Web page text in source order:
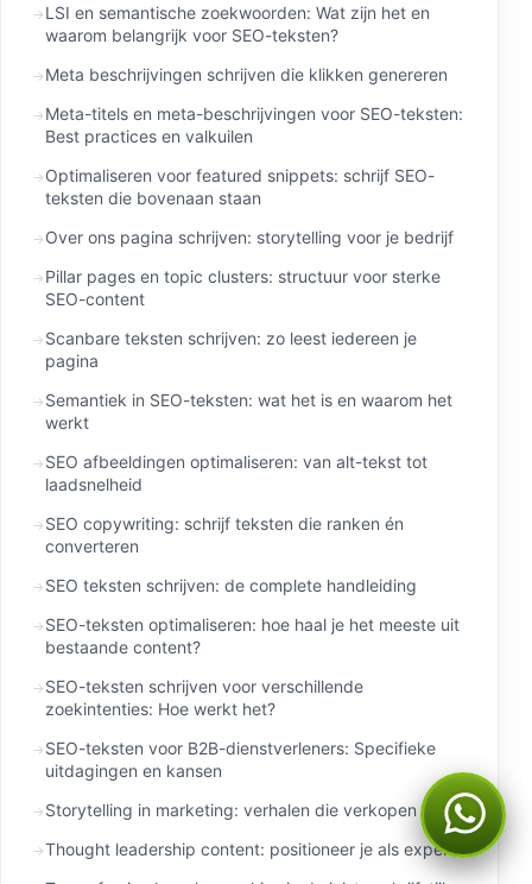
LSI en semantische zoekwoorden: Wat zijn het en
waarom belangrijk voor SEO-teksten?
Meta beschrijvingen schrijven die klikken genereren
Meta-titels en meta-beschrijvingen voor SEO-teksten:
Best practices en valkuilen
Optimaliseren voor featured snippets: schrijf SEO-
teksten die bovenaan staan
Over ons pagina schrijven: storytelling voor je bedrijf
Pillar pages en topic clusters: structuur voor sterke
SEO-content
Scanbare teksten schrijven: zo leest iedereen je
pagina
Semantiek in SEO-teksten: wat het is en waarom het
werkt
SEO afbeeldingen optimaliseren: van alt-tekst tot
laadsnelheid
SEO copywriting: schrijf teksten die ranken én
converteren
SEO teksten schrijven: de complete handleiding
SEO-teksten optimaliseren: hoe haal je het meeste uit
bestaande content?
SEO-teksten schrijven voor verschillende
zoekintenties: Hoe werkt het?
SEO-teksten voor B2B-dienstverleners: Specifieke
uitdagingen en kansen
Storytelling in marketing: verhalen die verkopen
Thought leadership content: positioneer je als expert